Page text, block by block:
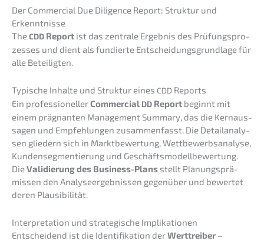
Der Commer­cial Due Diligence Report: Struk­tur und
Erkenntnisse
TheCDD Report ist das zentra­le Ergeb­nis des Prüfungs­pro­
zes­ses und dient als fundier­te Entschei­dungs­grund­la­ge für
alle Beteiligten.
Typische Inhal­te und Struk­tur eines CDD Reports
Ein profes­sio­nel­lerCommer­cial DD Report beginnt mit
einem prägnan­ten Manage­ment Summa­ry, das die Kernaus­
sa­gen und Empfeh­lun­gen zusam­men­fasst. Die Detail­ana­ly­
sen gliedern sich in Markt­be­wer­tung, Wettbe­werbs­ana­ly­se,
Kunden­seg­men­tie­rung und Geschäfts­mo­dell­be­wer­tung.
DieValidie­rung des Business-Plansstellt Planungs­prä­
mis­sen den Analy­se­er­geb­nis­sen gegen­über und bewer­tet
deren Plausibilität.
Inter­pre­ta­ti­on und strate­gi­sche Implikationen
Entschei­dend ist die Identi­fi­ka­ti­on derWerttrei­ber –